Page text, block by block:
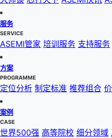
服务
SERVICE
ASEMI管家 培训服务 支持服务
方案
PROGRAMME
定位分析 制定标准 推荐组合
案例
CASE
世界500强 高等院校 细分领域